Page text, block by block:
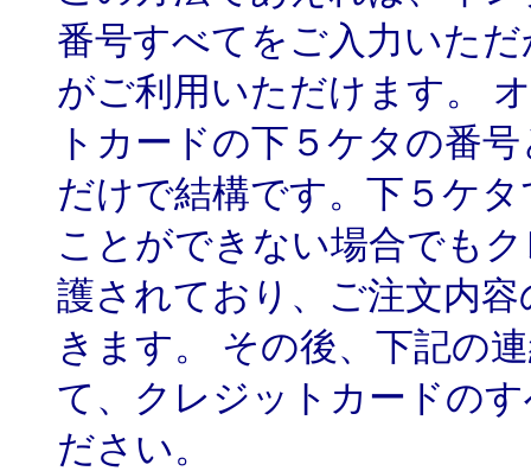
番号すべてをご入力いた
がご利用いただけます。
トカードの下５ケタの番
だけで結構です。下５ケ
ことができない場合でも
護されており、ご注文内
きます。 その後、下記の
て、クレジットカードの
ださい。